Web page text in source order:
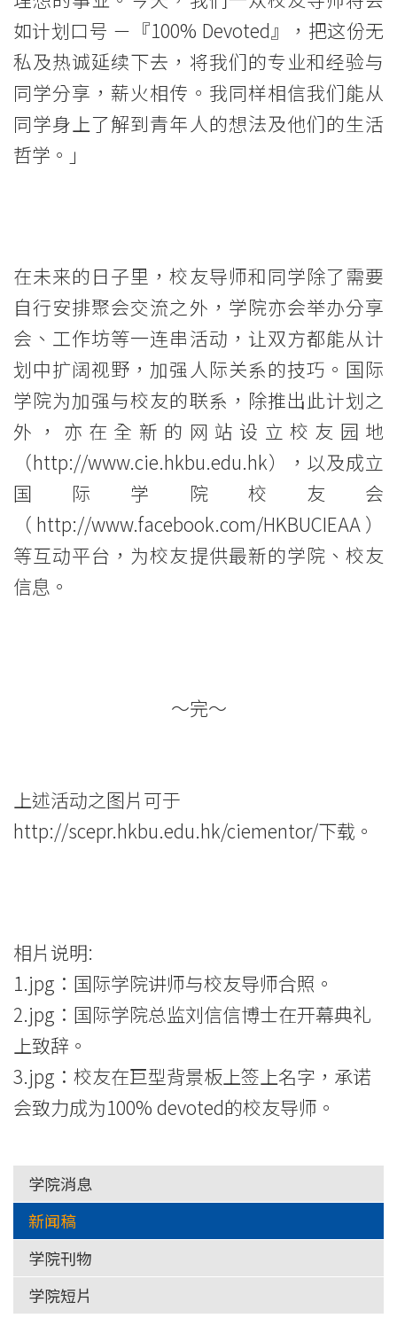
港
浸
会
大
如计划口号 －『100% Devoted』，把这份无
私及热诚延续下去，将我们的专业和经验与
同学分享，薪火相传。我同样相信我们能从
同学身上了解到青年人的想法及他们的生活
哲学。」
在未来的日子里，校友导师和同学除了需要
自行安排聚会交流之外，学院亦会举办分享
会、工作坊等一连串活动，让双方都能从计
划中扩阔视野，加强人际关系的技巧。国际
学院为加强与校友的联系，除推出此计划之
外，亦在全新的网站设立校友园地
（http://www.cie.hkbu.edu.hk），以及成立
国际学院校友会
（ http://www.facebook.com/HKBUCIEAA ）
等互动平台，为校友提供最新的学院、校友
信息。
～完～
上述活动之图片可于
http://scepr.hkbu.edu.hk/ciementor/下载。
相片说明:
1.jpg：国际学院讲师与校友导师合照。
2.jpg：国际学院总监刘信信博士在开幕典礼
上致辞。
3.jpg：校友在巨型背景板上签上名字，承诺
会致力成为100% devoted的校友导师。
学院消息
新闻稿
学院刊物
学院短片